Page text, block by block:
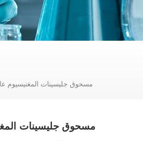
مسحوق جليسينات المغنيسيوم
مسحوق جليسينات